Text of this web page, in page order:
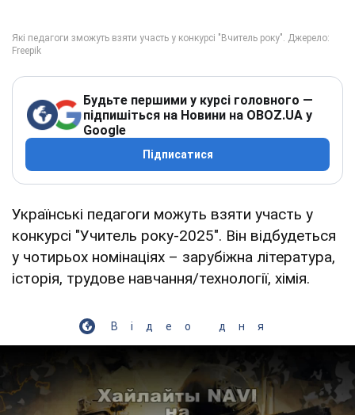
Будьте першими у курсі головного —
підпишіться на Новини на OBOZ.UA у
Google
Підписатися
Українські педагоги можуть взяти участь у
конкурсі "Учитель року-2025". Він відбудеться
у чотирьох номінаціях – зарубіжна література,
історія, трудове навчання/технології, хімія.
Відео дня